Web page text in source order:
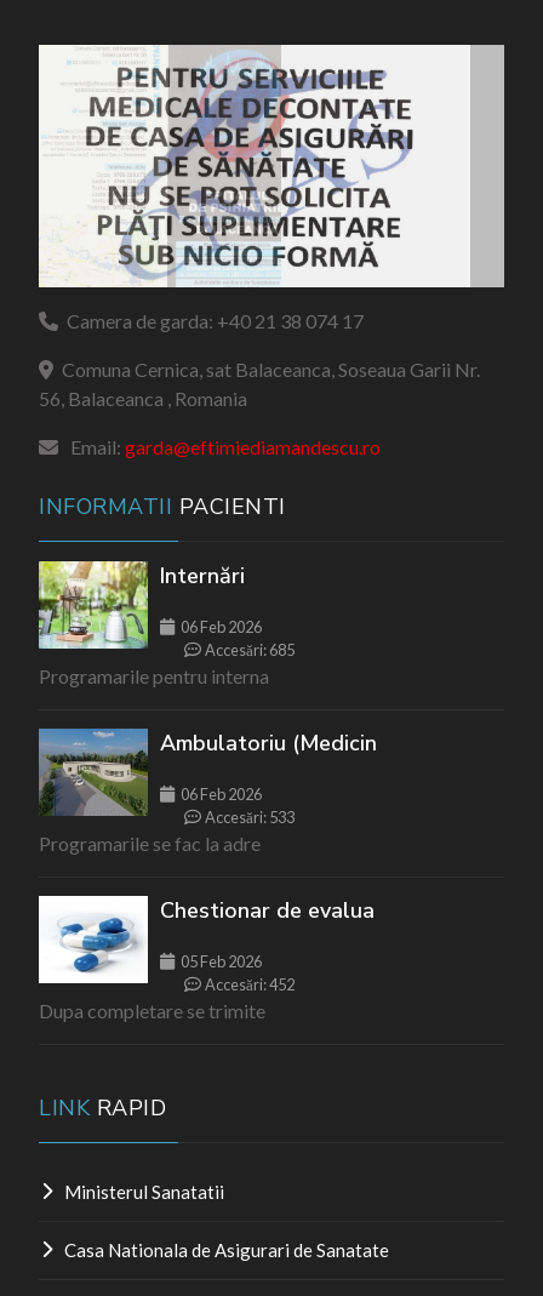
Camera de garda: +40 21 38 074 17
Comuna Cernica, sat Balaceanca, Soseaua Garii Nr.
56, Balaceanca , Romania
Email: garda@eftimiediamandescu.ro
INFORMATII PACIENTI
Internări
06 Feb 2026
Accesări: 685
Programarile pentru interna
Ambulatoriu (Medicin
06 Feb 2026
Accesări: 533
Programarile se fac la adre
Chestionar de evalua
05 Feb 2026
Accesări: 452
Dupa completare se trimite
LINKRAPID
Ministerul Sanatatii
Casa Nationala de Asigurari de Sanatate